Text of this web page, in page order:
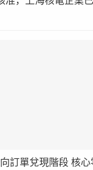
訂單兌現階段 核